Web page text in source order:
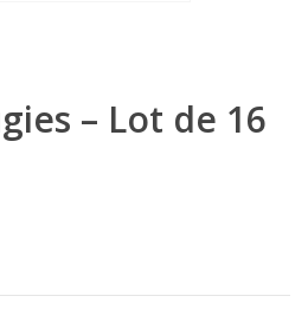
– Lot de 16